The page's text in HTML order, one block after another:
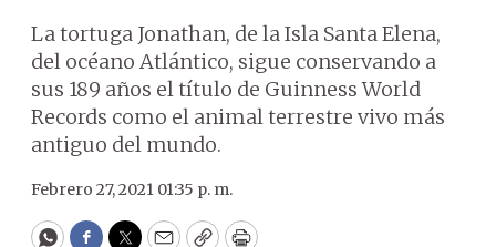
La tortuga Jonathan, de la Isla Santa Elena,
del océano Atlántico, sigue conservando a
sus 189 años el título de Guinness World
Records como el animal terrestre vivo más
antiguo del mundo.
Febrero 27, 2021 01:35 p. m.